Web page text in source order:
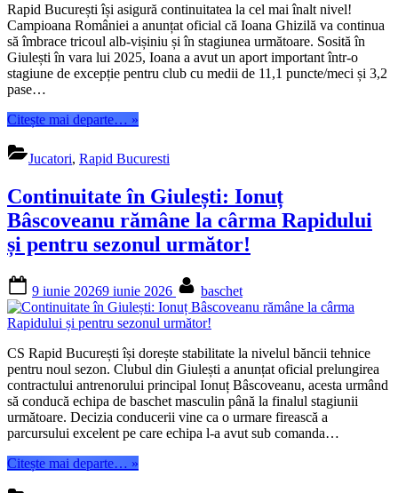
Rapid București își asigură continuitatea la cel mai înalt nivel!
Campioana României a anunțat oficial că Ioana Ghizilă va continua
să îmbrace tricoul alb-vișiniu și în stagiunea următoare. Sosită în
Giulești în vara lui 2025, Ioana a avut un aport important într-o
stagiune de excepție pentru club cu medii de 11,1 puncte/meci și 3,2
pase…
Citește mai departe… “Bascht
Ghizilă
în
Giulești!”
»
Jucatori, Rapid Bucuresti
Continuitate în Giulești: Ionuț
Bâscoveanu rămâne la cârma Rapidului
și pentru sezonul următor!
on
9 iunie 20269 iunie 2026 baschet
CS Rapid București își dorește stabilitate la nivelul băncii tehnice
pentru noul sezon. Clubul din Giulești a anunțat oficial prelungirea
contractului antrenorului principal Ionuț Bâscoveanu, acesta urmând
să conducă echipa de baschet masculin până la finalul stagiunii
următoare. Decizia conducerii vine ca o urmare firească a
parcursului excelent pe care echipa l-a avut sub comanda…
Citește mai departe… “Continuitate
»